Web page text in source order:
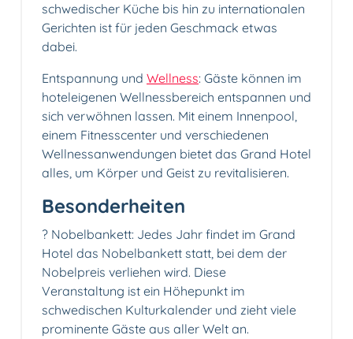
schwedischer Küche bis hin zu internationalen
Gerichten ist für jeden Geschmack etwas
dabei.
Entspannung und Wellness: Gäste können im
hoteleigenen Wellnessbereich entspannen und
sich verwöhnen lassen. Mit einem Innenpool,
einem Fitnesscenter und verschiedenen
Wellnessanwendungen bietet das Grand Hotel
alles, um Körper und Geist zu revitalisieren.
Besonderheiten
? Nobelbankett: Jedes Jahr findet im Grand
Hotel das Nobelbankett statt, bei dem der
Nobelpreis verliehen wird. Diese
Veranstaltung ist ein Höhepunkt im
schwedischen Kulturkalender und zieht viele
prominente Gäste aus aller Welt an.